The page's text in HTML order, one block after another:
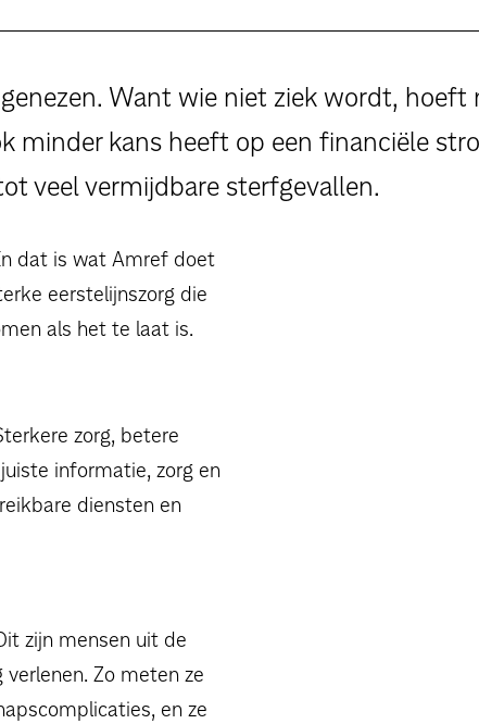
Want wie niet ziek wordt, hoeft
minder kans heeft op een financiële
veel vermijdbare sterfgevallen.
dat is wat Amref doet
eerstelijnszorg die
als het te laat is.
zorg, betere
informatie, zorg en
diensten en
zijn mensen uit de
Zo meten ze
en ze